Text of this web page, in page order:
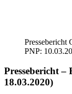
Pressebericht
PNP:
Pressebericht
18.03.2020)